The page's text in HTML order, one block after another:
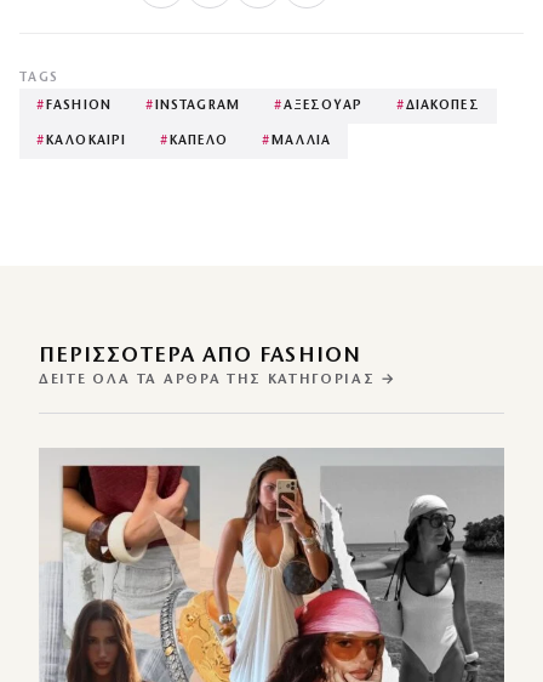
TAGS
#FASHION #INSTAGRAM #ΑΞΕΣΟΥΑΡ #ΔΙΑΚΟΠΕΣ
#ΚΑΛΟΚΑΙΡΙ #ΚΑΠΕΛΟ #ΜΑΛΛΙΑ
ΠΕΡΙΣΣΌΤΕΡΑ ΑΠΌ FASHION
ΔΕΊΤΕ ΌΛΑ ΤΑ ΆΡΘΡΑ ΤΗΣ ΚΑΤΗΓΟΡΊΑΣ →